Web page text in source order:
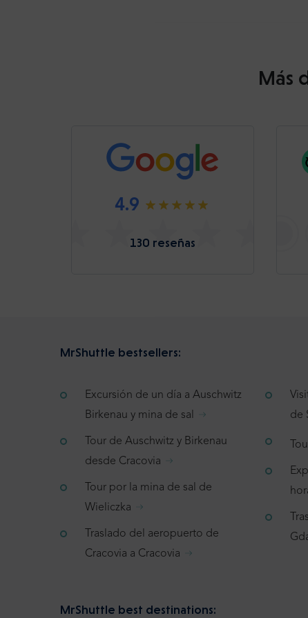
Más
4.9
130 reseñas
MrShuttle bestsellers:
Excursión de un día a Auschwitz
Birkenau y mina de sal
Tour de Auschwitz y Birkenau
desde Cracovia
Tour por la mina de sal de
Wieliczka
Traslado del aeropuerto de
Cracovia a Cracovia
de
MrShuttle best destinations: